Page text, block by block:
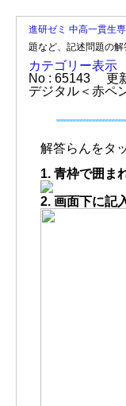
進研ゼミ 中高一貫生
題など、記述問題の解
カテゴリー表示
No : 65143
更
デジタル＜赤ペ
解答らんをタ
1. 青枠で囲ま
2. 画面下に記